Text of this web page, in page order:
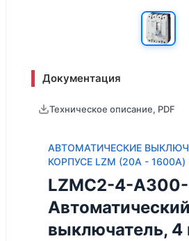
Документация
Техническое описание, PDF
АВТОМАТИЧЕСКИЕ
КОРПУСЕ LZM (20А - 1600А)
LZMC2-4-
Автоматический
выключатель, 4